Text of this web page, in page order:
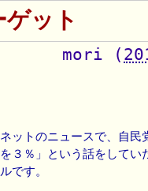
ット
mori (
ットのニュースで、自民
３％」という話をしてい
です。